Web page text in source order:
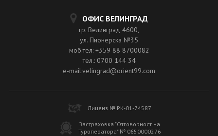
ОФИС ВЕЛИНГРАД
гр. Велинград 4600,
ул. Пионерска №35
моб.тел: +359 88 8700082
тел.: 0700 144 34
e-mail:velingrad@orient99.com
Лиценз № РК-01-74587
Застраховка "Отговорност на
Туроператора" № 0650000276